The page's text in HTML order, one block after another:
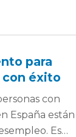
para
éxito
con
España
Es…